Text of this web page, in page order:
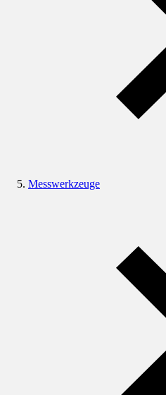
Messwerkzeuge